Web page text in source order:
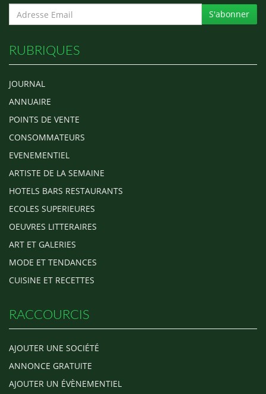
S'abonner
RUBRIQUES
JOURNAL
ANNUAIRE
POINTS DE VENTE
CONSOMMATEURS
EVENEMENTIEL
ARTISTE DE LA SEMAINE
HOTELS BARS RESTAURANTS
ECOLES SUPERIEURES
OEUVRES LITTERAIRES
ART ET GALERIES
MODE ET TENDANCES
CUISINE ET RECETTES
RACCOURCIS
AJOUTER UNE SOCIÉTÉ
ANNONCE GRATUITE
AJOUTER UN ÉVÈNEMENTIEL